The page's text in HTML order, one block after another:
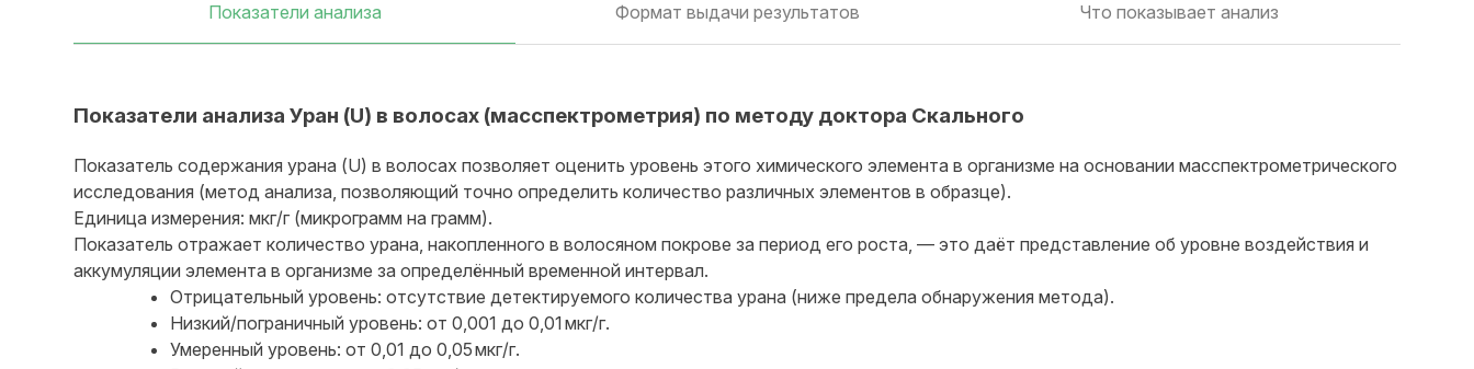
Показатели анализа Формат выдачи результатов Что показывает анализ
Показатели анализа Уран (U) в волосах (масспектрометрия) по методу доктора Скального
Показатель содержания урана (U) в волосах позволяет оценить уровень этого химического элемента в организме на основании масспектрометрического
исследования (метод анализа, позволяющий точно определить количество различных элементов в образце).
Единица измерения: мкг/г (микрограмм на грамм).
Показатель отражает количество урана, накопленного в волосяном покрове за период его роста, — это даёт представление об уровне воздействия и
аккумуляции элемента в организме за определённый временной интервал.
Отрицательный уровень: отсутствие детектируемого количества урана (ниже предела обнаружения метода).
Низкий/пограничный уровень: от 0,001 до 0,01 мкг/г.
Умеренный уровень: от 0,01 до 0,05 мкг/г.